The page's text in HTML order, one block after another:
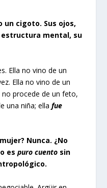
un cigoto. Sus ojos,
estructura mental, su
Ella no vino de un
Ella no vino de un
no procede de un feto,
una niña; ellafue
Nunca. ¿No
espuro cuento sin